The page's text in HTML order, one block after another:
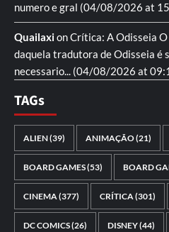
numero e gral (04/08/2026 at
QuailaxionCrítica: A Odisseia
daquela tradutora de Odisseia é
necessario... (04/08/2026 at
TAGs
ALIEN(39) ANIMAÇÃO(21)
BOARD GAMES(53) BOARD
CINEMA(377) CRÍTICA(301)
DC COMICS(26) DISNEY(44)